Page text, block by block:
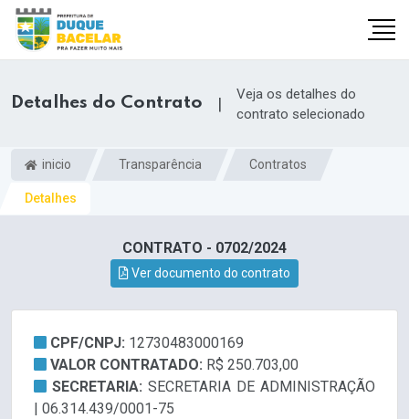
Detalhes do Contrato |
Veja os detalhes do
contrato selecionado
inicio Transparência Contratos
Detalhes
CONTRATO - 0702/2024
Ver documento do contrato
CPF/CNPJ: 12730483000169
VALOR CONTRATADO: R$ 250.703,00
SECRETARIA: SECRETARIA DE ADMINISTRAÇÃO
| 06.314.439/0001-75